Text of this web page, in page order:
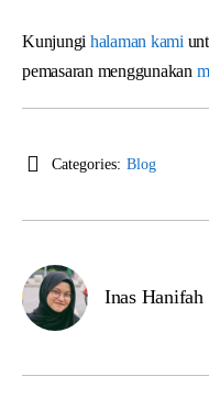
Kunjungi halaman kami
pemasaran menggunakan
Categories: Blog
Inas Hanifah